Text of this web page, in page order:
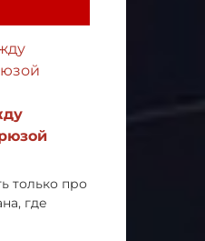
только про
где